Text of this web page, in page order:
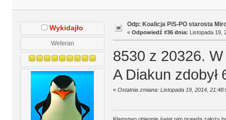
Wykidajło
Weteran
Odp: Koalicja PiS-PO starosta
« Odpowiedź #36 dnia: Listopada 19,
8530 z 20326.
A Diakun zdobył
« Ostatnia zmiana: Listopada 19, 2014,